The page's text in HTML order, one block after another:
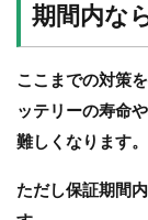
期間内な
ここまでの対策
ッテリーの寿命
難しくなります。
ただし保証期間